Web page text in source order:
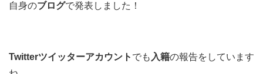
自身のブログで発表しました！
Twitterツイッターアカウント でも 入籍の報告をしています